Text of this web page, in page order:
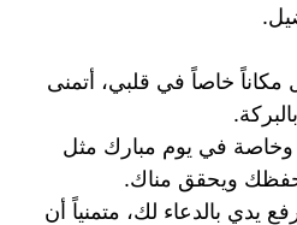
مكاناً خاصاً في قلبي، أتمنى
في يوم مبارك مثل
ويحقق مناك.
يدي بالدعاء لك، متمنياً أن